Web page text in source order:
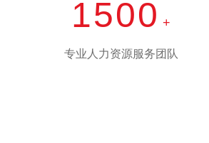
1500 +
专业人力资源服务团队